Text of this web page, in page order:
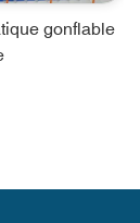
gonflable